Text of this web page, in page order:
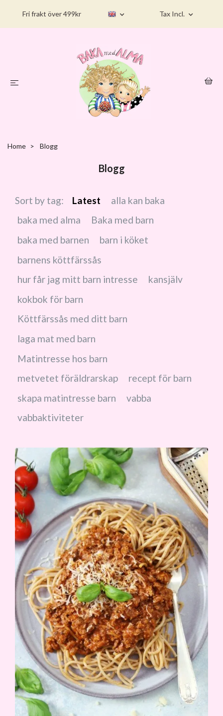
Fri frakt över 499kr Tax Incl.
Home Blogg
Blogg
Sort by tag: Latest
alla kan baka
baka med alma
Baka med barn
baka med barnen
barn i köket
barnens köttfärssås
hur får jag mitt barn intresse
kansjälv
kokbok för barn
Köttfärssås med ditt barn
laga mat med barn
Matintresse hos barn
metvetet föräldrarskap
recept för barn
skapa matintresse barn
vabba
vabbaktiviteter